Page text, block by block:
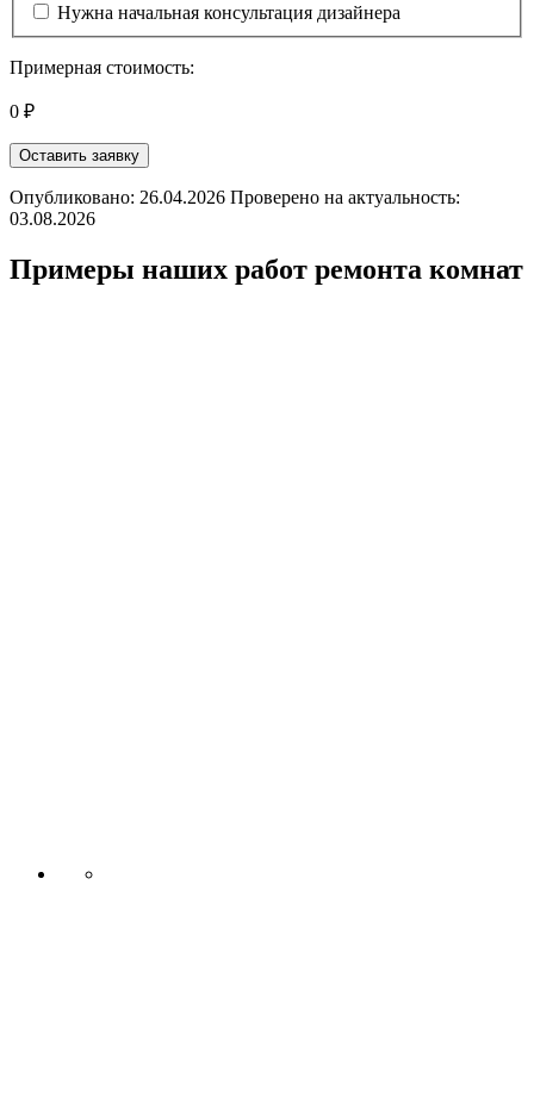
Нужна начальная консультация дизайнера
Примерная стоимость:
0 ₽
Оставить заявку
Опубликовано: 26.04.2026 Проверено на актуальность:
03.08.2026
Примеры наших работ ремонта комнат